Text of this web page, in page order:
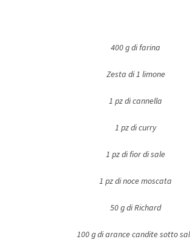
400 g di farina
Zesta di 1 limone
1 pz di cannella
1 pz di curry
1 pz di fior di sale
1 pz di noce moscata
50 g di Richard
100 g di arance candite sotto